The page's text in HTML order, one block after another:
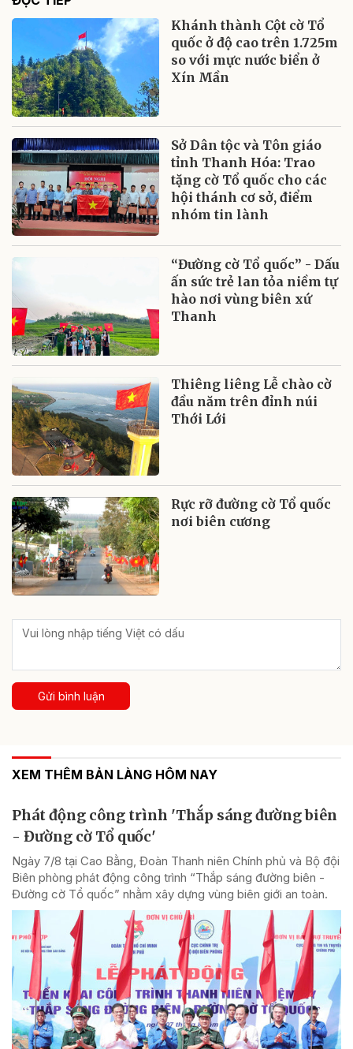
Khánh thành Cột cờ Tổ
quốc ở độ cao trên 1.725m
so với mực nước biển ở
Xín Mần
Sở Dân tộc và Tôn giáo
tỉnh Thanh Hóa: Trao
tặng cờ Tổ quốc cho các
hội thánh cơ sở, điểm
nhóm tin lành
“Đường cờ Tổ quốc” - Dấu
ấn sức trẻ lan tỏa niềm tự
hào nơi vùng biên xứ
Thanh
Thiêng liêng Lễ chào cờ
đầu năm trên đỉnh núi
Thới Lới
Rực rỡ đường cờ Tổ quốc
nơi biên cương
Gửi bình luận
XEM THÊM BẢN LÀNG HÔM NAY
Phát động công trình 'Thắp sáng đường biên
- Đường cờ Tổ quốc'
Ngày 7/8 tại Cao Bằng, Đoàn Thanh niên Chính phủ và Bộ đội
Biên phòng phát động công trình “Thắp sáng đường biên -
Đường cờ Tổ quốc” nhằm xây dựng vùng biên giới an toàn.